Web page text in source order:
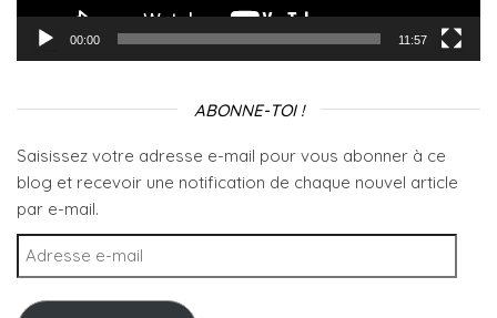
00:00 11:57
ABONNE-TOI !
Saisissez votre adresse e-mail pour vous abonner à ce
blog et recevoir une notification de chaque nouvel article
par e-mail.
Adresse e-mail